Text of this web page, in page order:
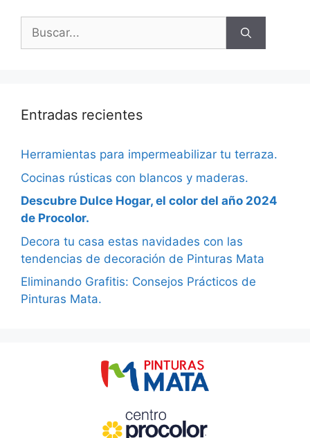
Entradas recientes
Herramientas para impermeabilizar tu terraza.
Cocinas rústicas con blancos y maderas.
Descubre Dulce Hogar, el color del año 2024
de Procolor.
Decora tu casa estas navidades con las
tendencias de decoración de Pinturas Mata
Eliminando Grafitis: Consejos Prácticos de
Pinturas Mata.